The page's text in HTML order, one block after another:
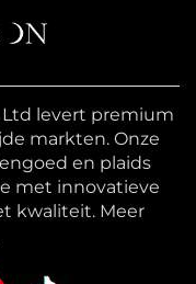
Ltd levert premium
markten. Onze
en plaids
met innovatieve
kwaliteit. Meer